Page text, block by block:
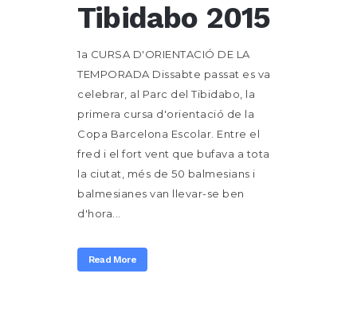
Tibidabo 2015
1a CURSA D'ORIENTACIÓ DE LA
TEMPORADA Dissabte passat es va
celebrar, al Parc del Tibidabo, la
primera cursa d'orientació de la
Copa Barcelona Escolar. Entre el
fred i el fort vent que bufava a tota
la ciutat, més de 50 balmesians i
balmesianes van llevar-se ben
d'hora...
Read More